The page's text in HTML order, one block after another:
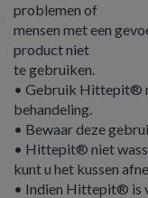
problemen of
mensen met een
product niet
te gebruiken.
• Gebruik Hittepit®
behandeling.
• Bewaar deze
• Hittepit® niet
kunt u het kussen
• Indien Hittepit® is